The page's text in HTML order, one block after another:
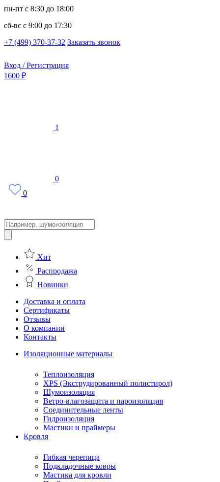
пн-пт с 8:30 до 18:00
сб-вс с 9:00 до 17:30
+7 (499) 370-37-32 Заказать звонок
Вход / Регистрация
1600 ₽
1
0
0
Поиск
товаров
Хит
Распродажа
Новинки
Доставка и оплата
Сертификаты
Отзывы
О компании
Контакты
Изоляционные материалы
Теплоизоляция
XPS (Экструдированный полистирол)
Шумоизоляция
Ветро-влагозащита и пароизоляция
Соединительные ленты
Гидроизоляция
Мастики и праймеры
Кровля
Гибкая черепица
Подкладочные ковры
Мастика для кровли